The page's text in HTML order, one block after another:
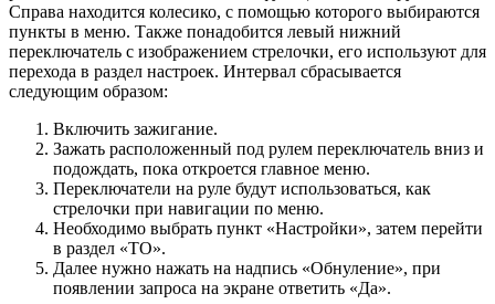
Справа находится колесико, с помощью которого выбираются
пункты в меню. Также понадобится левый нижний
переключатель с изображением стрелочки, его используют для
перехода в раздел настроек. Интервал сбрасывается
следующим образом:
Включить зажигание.
Зажать расположенный под рулем переключатель вниз и
подождать, пока откроется главное меню.
Переключатели на руле будут использоваться, как
стрелочки при навигации по меню.
Необходимо выбрать пункт «Настройки», затем перейти
в раздел «ТО».
Далее нужно нажать на надпись «Обнуление», при
появлении запроса на экране ответить «Да».